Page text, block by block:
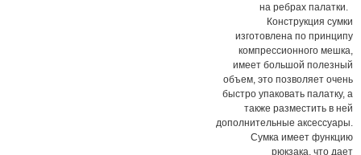
на ребрах палатки.
Конструкция сумки
изготовлена по принципу
компрессионного мешка,
имеет большой полезный
объем, это позволяет очень
быстро упаковать палатку, а
также разместить в ней
дополнительные аксессуары.
Сумка имеет функцию
рюкзака, что дает